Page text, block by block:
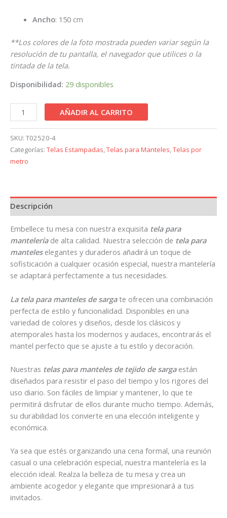
Ancho: 150 cm
**Los colores de la foto mostrada pueden variar según la
resolución de tu pantalla, el navegador que utilices o la
tintada de la tela.
Disponibilidad: 29 disponibles
AÑADIR AL CARRITO
SKU: T02520-4
Categorías: Telas Estampadas,Telas para Manteles,Telas por
metro
Descripción
Embellece tu mesa con nuestra exquisita tela para
mantelería de alta calidad. Nuestra selección de tela para
manteles elegantes y duraderos añadirá un toque de
sofisticación a cualquier ocasión especial, nuestra mantelería
se adaptará perfectamente a tus necesidades.
La tela para manteles de sargate ofrecen una combinación
perfecta de estilo y funcionalidad. Disponibles en una
variedad de colores y diseños, desde los clásicos y
atemporales hasta los modernos y audaces, encontrarás el
mantel perfecto que se ajuste a tu estilo y decoración.
Nuestras telas para manteles de tejido de sargaestán
diseñados para resistir el paso del tiempo y los rigores del
uso diario. Son fáciles de limpiar y mantener, lo que te
permitirá disfrutar de ellos durante mucho tiempo. Además,
su durabilidad los convierte en una elección inteligente y
económica.
Ya sea que estés organizando una cena formal, una reunión
casual o una celebración especial, nuestra mantelería es la
elección ideal. Realza la belleza de tu mesa y crea un
ambiente acogedor y elegante que impresionará a tus
invitados.